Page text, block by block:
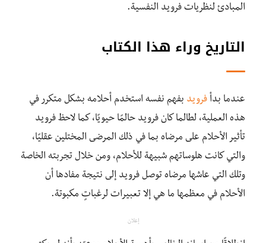
المبادئ لنظريات فرويد النفسية.
التاريخ وراء هذا الكتاب
عندما بدأ فرويد بفهم نفسه استخدم أحلامه بشكل متكرر في
هذه العملية، لطالما كان فرويد حالمًا حيويًا، كما لاحظ فرويد
تأثير الأحلام على مرضاه بما في ذلك المرضى المختلين عقليًا،
والتي كانت هلوساتهم شبيهة للأحلام، ومن خلال تجربته الخاصة
وتلك التي عاشها مرضاه توصل فرويد إلى نتيجة مفادها أن
الأحلام في معظمها ما هي إلا تعبيرات لرغباتٍ مكبوتة.
إعلان